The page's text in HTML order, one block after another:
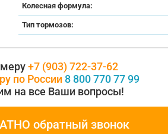
Колесная формула:
Тип тормозов:
+7 (903) 722-37-62
по России 8 800 770 77 99
на все Ваши вопросы!
обратный звонок